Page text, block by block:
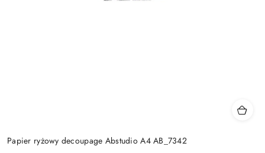
Papier ryżowy decoupage Abstudio A4 AB_7342